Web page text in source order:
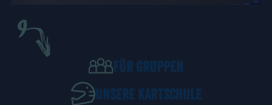
FÜR GRUPPEN
UNSERE KARTSCHULE